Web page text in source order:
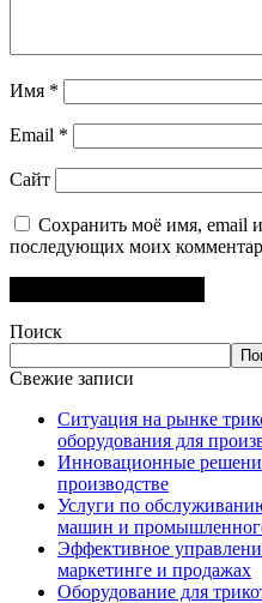
Имя *
Email *
Сайт
Сохранить моё имя, email и
последующих моих
Поиск
Свежие записи
Ситуация на рынке
оборудования для
Инновационные
производстве
Услуги по
машин и
Эффективное
маркетинге и продажах
Оборудование для